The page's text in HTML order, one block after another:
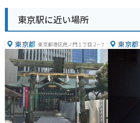
東京駅に近い場所
東京都 東京都港区虎ノ門１丁目２−７ 東京都